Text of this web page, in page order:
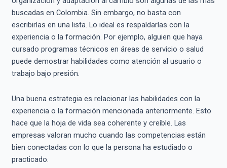
buscadas en Colombia. Sin embargo, no basta con
escribirlas en una lista. Lo ideal es respaldarlas con la
experiencia o la formación. Por ejemplo, alguien que haya
cursado programas técnicos en áreas de servicio o salud
puede demostrar habilidades como atención al usuario o
trabajo bajo presión.
Una buena estrategia es relacionar las habilidades con la
experiencia o la formación mencionada anteriormente. Esto
hace que la hoja de vida sea coherente y creíble. Las
empresas valoran mucho cuando las competencias están
bien conectadas con lo que la persona ha estudiado o
practicado.